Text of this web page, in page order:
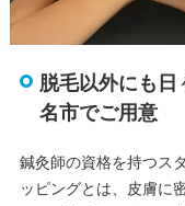
脱毛以外にも
名市でご用意
鍼灸師の資格を持つス
ッピングとは、皮膚に